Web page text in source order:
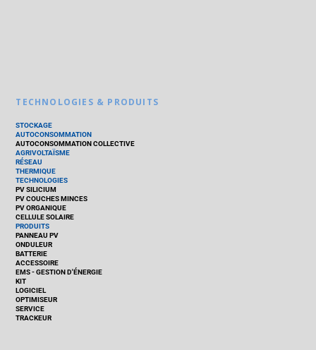
TECHNOLOGIES & PRODUITS
STOCKAGE
AUTOCONSOMMATION
AUTOCONSOMMATION COLLECTIVE
AGRIVOLTAÏSME
RÉSEAU
THERMIQUE
TECHNOLOGIES
PV SILICIUM
PV COUCHES MINCES
PV ORGANIQUE
CELLULE SOLAIRE
PRODUITS
PANNEAU PV
ONDULEUR
BATTERIE
ACCESSOIRE
EMS - GESTION D'ÉNERGIE
KIT
LOGICIEL
OPTIMISEUR
SERVICE
TRACKEUR